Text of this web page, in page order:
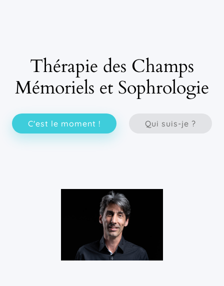
Thérapie des Champs
Mémoriels et Sophrologie
C'est le moment ! Qui suis-je ?